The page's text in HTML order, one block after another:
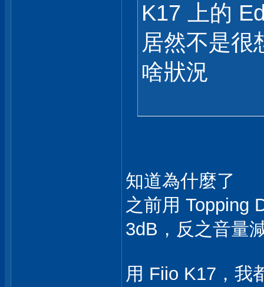
K17 上的
居然不是很
啥狀況
知道為什麼了
之前用 Topping
3dB，反之音量
用 Fiio K17，我